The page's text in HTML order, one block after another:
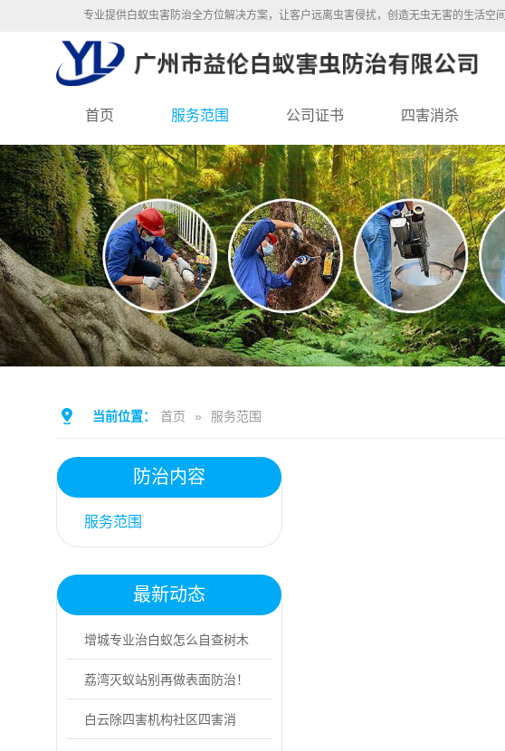
专业提供白蚁虫害防治全方位解决方案，让客户远离虫害侵扰，创造无虫无害的生活空间
首页 服务范围 公司证书 四害消杀
当前位置： 首页 » 服务范围
防治内容
服务范围
最新动态
增城专业治白蚁怎么自查树木
白蚁受害迹象
荔湾灭蚁站别再做表面防治！
专业灭蚁找益伦
白云除四害机构社区四害消